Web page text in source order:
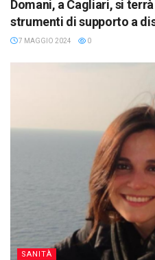
Domani, a Cagliari, si
strumenti di supporto a
7 MAGGIO 2024 0
SANITÀ